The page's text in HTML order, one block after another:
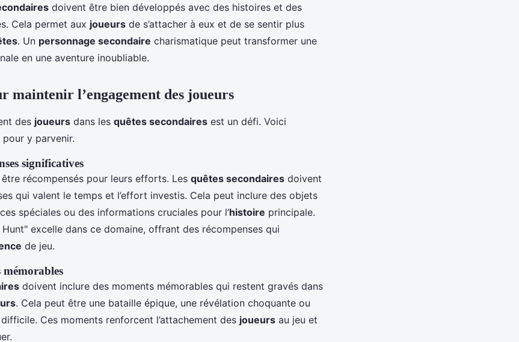
doivent être bien développés avec des histoires et des
Cela permet aux joueurs de s’attacher à eux et de se sentir plus
. Un personnage secondaire charismatique peut transformer une
en une aventure inoubliable.
maintenir l’engagement des joueurs
des joueurs dans les quêtes secondaires est un défi. Voici
y parvenir.
significatives
récompensés pour leurs efforts. Les quêtes secondaires doivent
qui valent le temps et l’effort investis. Cela peut inclure des objets
spéciales ou des informations cruciales pour l’histoire principale.
excelle dans ce domaine, offrant des récompenses qui
de jeu.
mémorables
doivent inclure des moments mémorables qui restent gravés dans
. Cela peut être une bataille épique, une révélation choquante ou
Ces moments renforcent l’attachement des joueurs au jeu et